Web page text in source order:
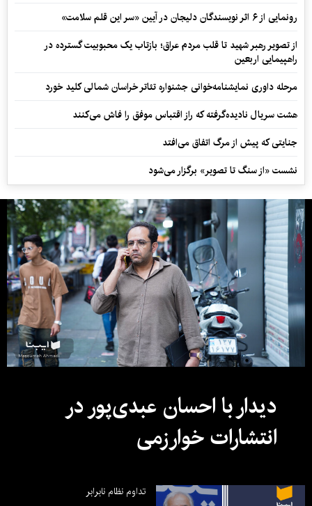
رونمایی از ۶ اثر نویسندگان دلیجان در آیین «سر این قلم سلامت»
از تصویر رهبر شهید تا قلب مردم عراق؛ بازتاب یک محبوبیت گسترده در
راهپیمایی اربعین
مرحله داوری نمایشنامه‌خوانی جشنواره تئاتر خراسان شمالی کلید خورد
هشت سریال نادیده‌گرفته که راز اقتباس موفق را فاش می‌کنند
جنایتی که پیش از مرگ اتفاق می‌افتد
نشست «از سنگ تا تصویر» برگزار می‌شود
دیدار با احسان عبدی‌پور در
انتشارات خوارزمی
تداوم نظام نابرابر